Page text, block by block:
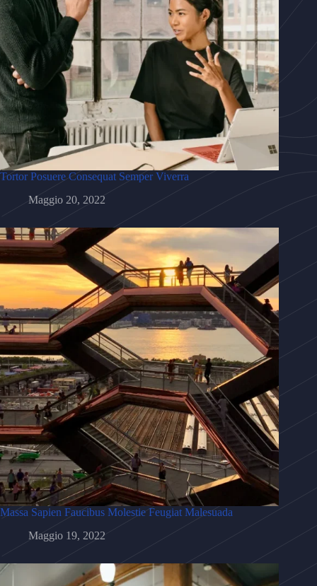
Tortor Posuere Consequat Semper Viverra
Maggio 20, 2022
Massa Sapien Faucibus Molestie Feugiat Malesuada
Maggio 19, 2022